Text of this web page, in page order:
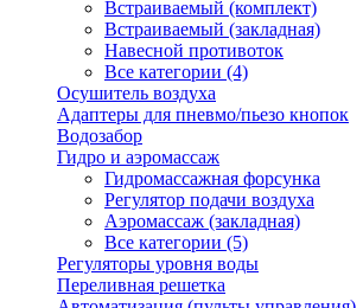
Встраиваемый (комплект)
Встраиваемый (закладная)
Навесной противоток
Все категории (4)
Осушитель воздуха
Адаптеры для пневмо/пьезо кнопок
Водозабор
Гидро и аэромассаж
Гидромассажная форсунка
Регулятор подачи воздуха
Аэромассаж (закладная)
Все категории (5)
Регуляторы уровня воды
Переливная решетка